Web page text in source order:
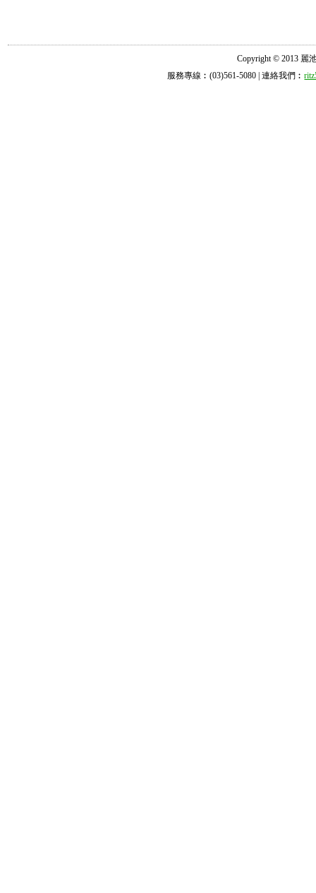
Copyright © 2013 麗
服務專線︰(03)561-5080 | 連絡我們︰